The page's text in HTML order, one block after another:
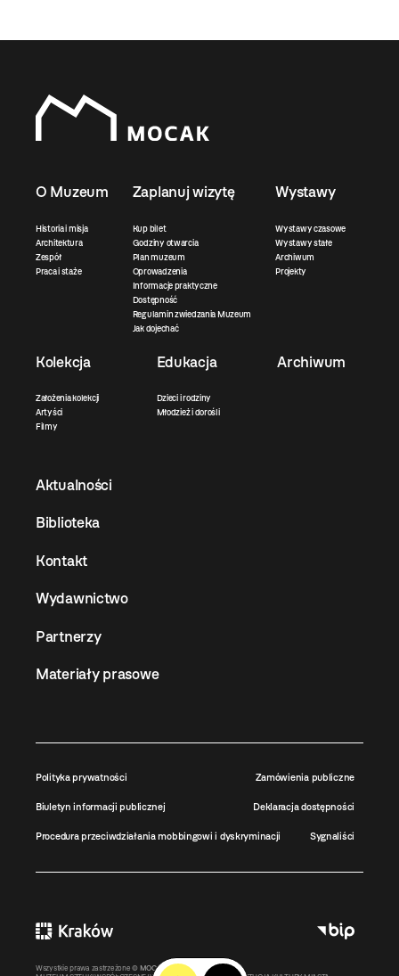
O Muzeum
Historia i misja
Architektura
Zespół
Praca i staże
Zaplanuj wizytę
Kup bilet
Godziny otwarcia
Plan muzeum
Oprowadzenia
Informacje praktyczne
Dostępność
Regulamin zwiedzania Muzeum
Jak dojechać
Wystawy
Wystawy czasowe
Wystawy stałe
Archiwum
Projekty
Kolekcja
Założenia kolekcji
Artyści
Filmy
Edukacja
Dzieci i rodziny
Młodzież i dorośli
Archiwum
Aktualności
Biblioteka
Kontakt
Wydawnictwo
Partnerzy
Materiały prasowe
Polityka prywatności Zamówienia publiczne
Biuletyn informacji publicznej Deklaracja dostępności
Procedura przeciwdziałania mobbingowi i dyskryminacji Sygnaliści
Wszystkie prawa zastrzeżone © MOCAK2011-2026